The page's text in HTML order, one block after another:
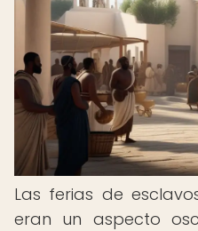
Las ferias de
eran un aspecto